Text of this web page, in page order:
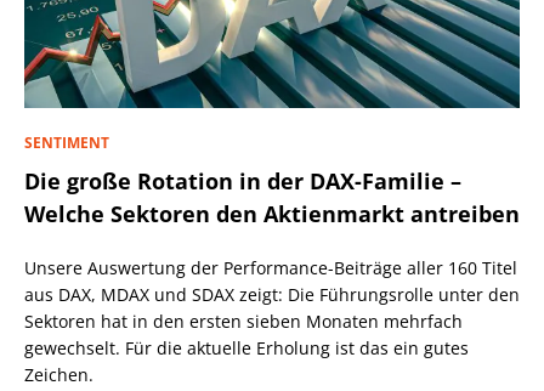
SENTIMENT
Die große Rotation in der DAX-Familie –
Welche Sektoren den Aktienmarkt antreiben
Unsere Auswertung der Performance-Beiträge aller 160 Titel
aus DAX, MDAX und SDAX zeigt: Die Führungsrolle unter den
Sektoren hat in den ersten sieben Monaten mehrfach
gewechselt. Für die aktuelle Erholung ist das ein gutes
Zeichen.